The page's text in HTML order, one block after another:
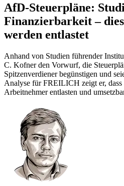
AfD-Steuerpläne:
Finanzierbarkeit –
werden entlastet
Anhand von Studien führender
C. Kofner den Vorwurf, die
Spitzenverdiener begünstigen und
Analyse für FREILICH zeigt er,
Arbeitnehmer entlasten und